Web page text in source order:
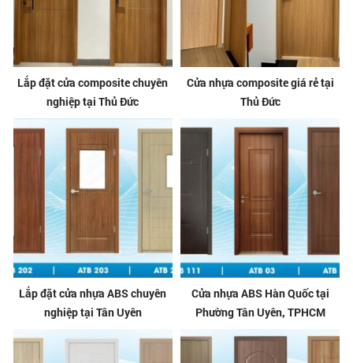
Lắp đặt cửa composite chuyên
nghiệp tại Thủ Đức
Cửa nhựa composite giá rẻ tại
Thủ Đức
Lắp đặt cửa nhựa ABS chuyên
nghiệp tại Tân Uyên
Cửa nhựa ABS Hàn Quốc tại
Phường Tân Uyên, TPHCM